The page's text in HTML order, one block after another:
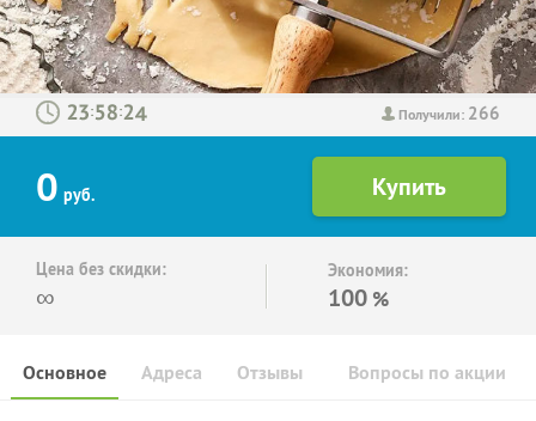
Получили: 266
: :
0 руб.
Цена без скидки:
∞
Экономия:
100 %
Основное Отзывы Вопросы по акции
Адреса